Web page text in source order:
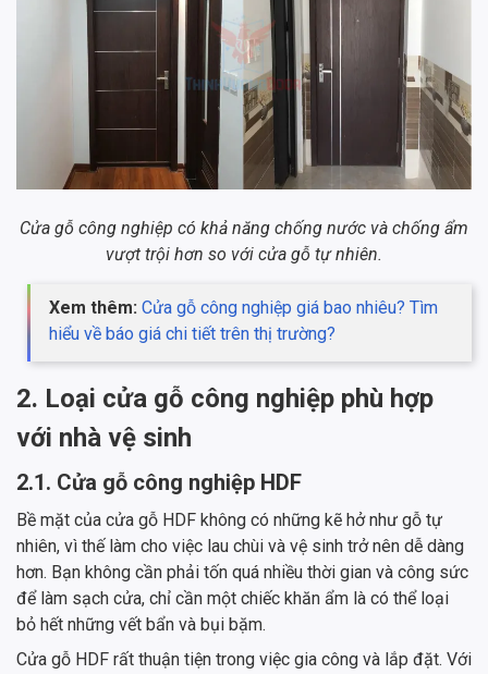
Cửa gỗ công nghiệp có khả năng chống nước và chống ẩm
vượt trội hơn so với cửa gỗ tự nhiên.
Xem thêm: Cửa gỗ công nghiệp giá bao nhiêu? Tìm
hiểu về báo giá chi tiết trên thị trường?
2. Loại cửa gỗ công nghiệp phù hợp
với nhà vệ sinh
2.1. Cửa gỗ công nghiệp HDF
Bề mặt của cửa gỗ HDF không có những kẽ hở như gỗ tự
nhiên, vì thế làm cho việc lau chùi và vệ sinh trở nên dễ dàng
hơn. Bạn không cần phải tốn quá nhiều thời gian và công sức
để làm sạch cửa, chỉ cần một chiếc khăn ẩm là có thể loại
bỏ hết những vết bẩn và bụi bặm.
Cửa gỗ HDF rất thuận tiện trong việc gia công và lắp đặt. Với